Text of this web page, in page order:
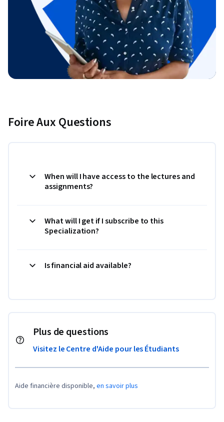
Foire Aux Questions
When will I have access to the lectures and
assignments?
What will I get if I subscribe to this
Specialization?
Is financial aid available?
Plus de questions
Visitez le Centre d'Aide pour les Étudiants
Aide financière disponible, en savoir plus